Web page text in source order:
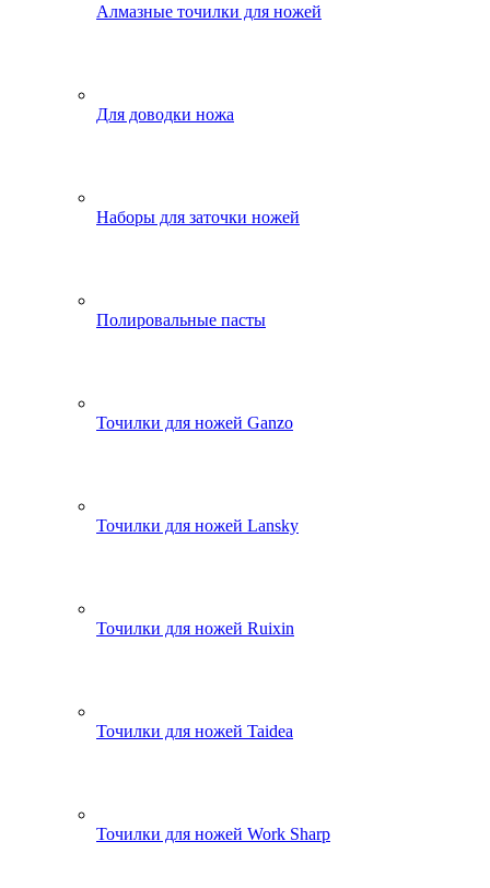
Алмазные точилки для ножей
Для доводки ножа
Наборы для заточки ножей
Полировальные пасты
Точилки для ножей Ganzo
Точилки для ножей Lansky
Точилки для ножей Ruixin
Точилки для ножей Taidea
Точилки для ножей Work Sharp